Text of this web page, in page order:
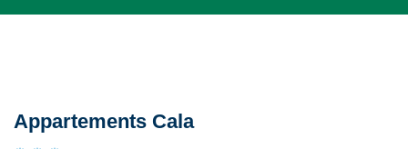
Appartements Cala